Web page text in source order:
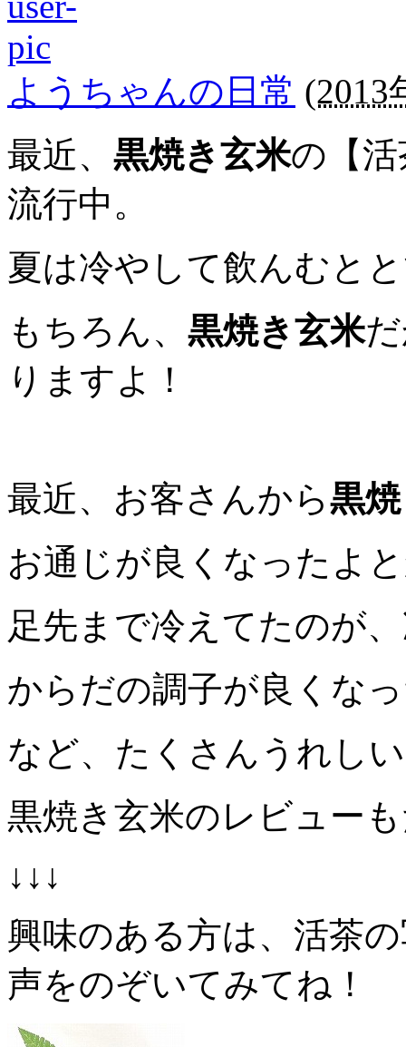
ようちゃんの日常 (2013
最近、 黒焼き玄米の【
流行中。
夏は冷やして飲んむと
もちろん、 黒焼き玄米
りますよ！
最近、お客さんから黒
お通じが良くなったよ
足先まで冷えてたのが
からだの調子が良くな
など、たくさんうれし
黒焼き玄米のレビュー
↓↓↓
興味のある方は、活茶
声をのぞいてみてね！